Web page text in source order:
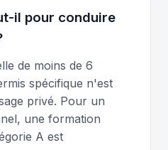
il pour conduire
de moins de 6
spécifique n'est
privé. Pour un
une formation
A est